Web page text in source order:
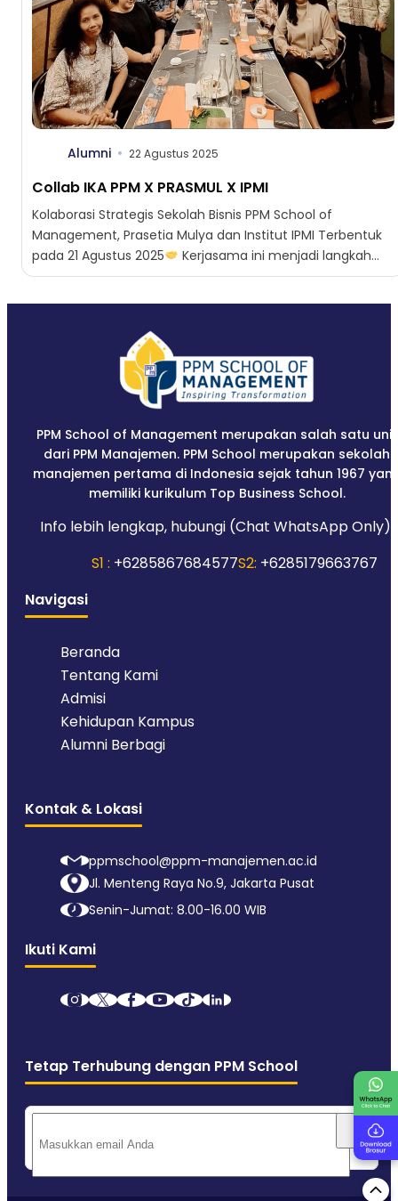
Alumni 22 Agustus 2025
Collab IKA PPM X PRASMUL X IPMI
Kolaborasi Strategis Sekolah Bisnis PPM School of
Management, Prasetia Mulya dan Institut IPMI Terbentuk
pada 21 Agustus 2025
Kerjasama ini menjadi langkah
penting dalam mendukung...
PPM School of Management merupakan salah satu unit
dari PPM Manajemen. PPM School merupakan sekolah
manajemen pertama di Indonesia sejak tahun 1967
memiliki kurikulum Top Business School.
Info lebih lengkap, hubungi (Chat WhatsApp Only):
S1 : +6285867684577S2: +6285179663767
Navigasi
Beranda
Tentang Kami
Admisi
Kehidupan Kampus
Alumni Berbagi
Kontak & Lokasi
ppmschool@ppm-manajemen.ac.id
Jl. Menteng Raya No.9, Jakarta Pusat
Senin-Jumat: 8.00-16.00 WIB
Ikuti Kami
Tetap Terhubung dengan PPM School